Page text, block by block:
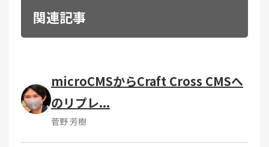
関連記事
microCMSからCraft Cross CMSへ
のリプレ...
菅野 芳樹